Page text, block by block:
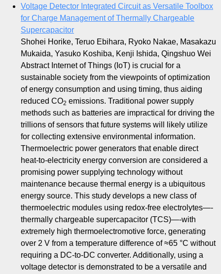
Voltage Detector Integrated Circuit as Versatile Toolbox
for Charge Management of Thermally Chargeable
Supercapacitor
Shohei Horike, Teruo Ebihara, Ryoko Nakae, Masakazu
Mukaida, Yasuko Koshiba, Kenji Ishida, Qingshuo Wei
Abstract Internet of Things (IoT) is crucial for a
sustainable society from the viewpoints of optimization
of energy consumption and using timing, thus aiding
reduced CO2 emissions. Traditional power supply
methods such as batteries are impractical for driving the
trillions of sensors that future systems will likely utilize
for collecting extensive environmental information.
Thermoelectric power generators that enable direct
heat‐to‐electricity energy conversion are considered a
promising power supplying technology without
maintenance because thermal energy is a ubiquitous
energy source. This study develops a new class of
thermoelectric modules using redox‐free electrolytes—‐
thermally chargeable supercapacitor (TCS)—‐with
extremely high thermoelectromotive force, generating
over 2 V from a temperature difference of ≈65 °C without
requiring a DC‐to‐DC converter. Additionally, using a
voltage detector is demonstrated to be a versatile and